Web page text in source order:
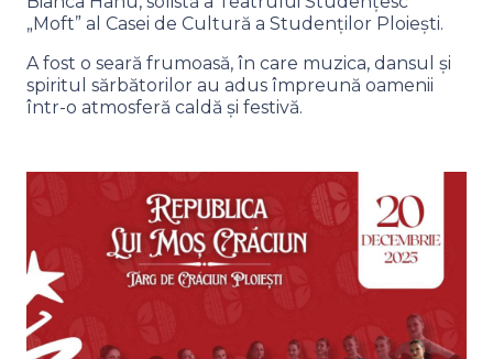
„Moft” al Casei de Cultură a Studenților Ploiești.
A fost o seară frumoasă, în care muzica, dansul și
spiritul sărbătorilor au adus împreună oamenii
într-o atmosferă caldă și festivă.